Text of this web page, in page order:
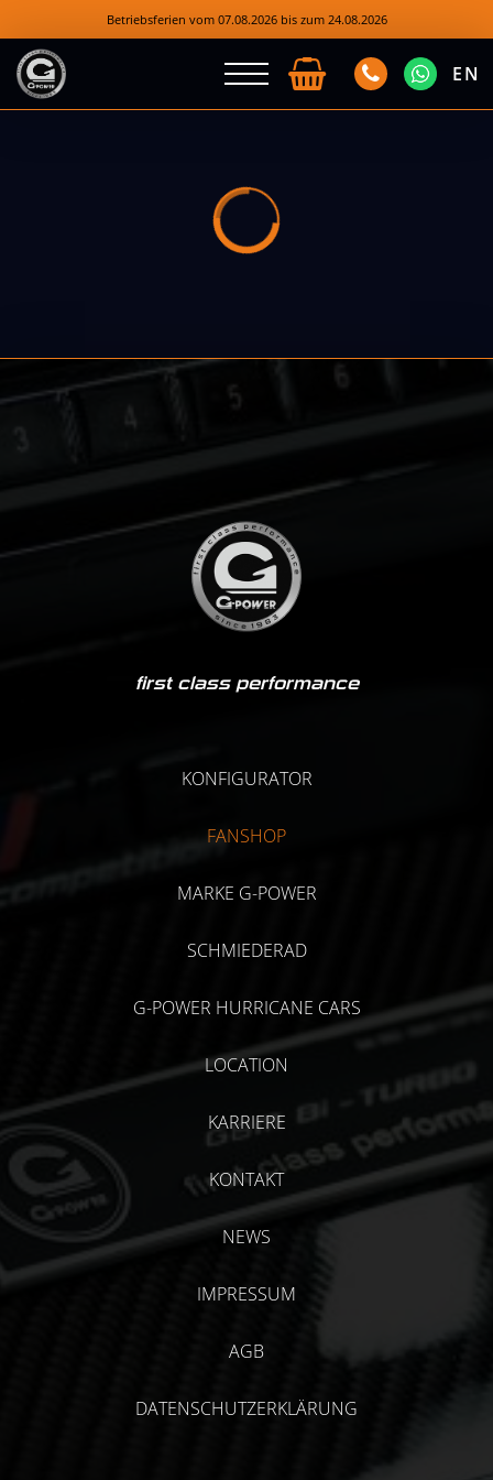
Betriebsferien vom 07.08.2026 bis zum 24.08.2026
EN
first class performance
KONFIGURATOR
FANSHOP
MARKE G-POWER
SCHMIEDERAD
G-POWER HURRICANE CARS
LOCATION
KARRIERE
KONTAKT
NEWS
IMPRESSUM
AGB
DATENSCHUTZERKLÄRUNG